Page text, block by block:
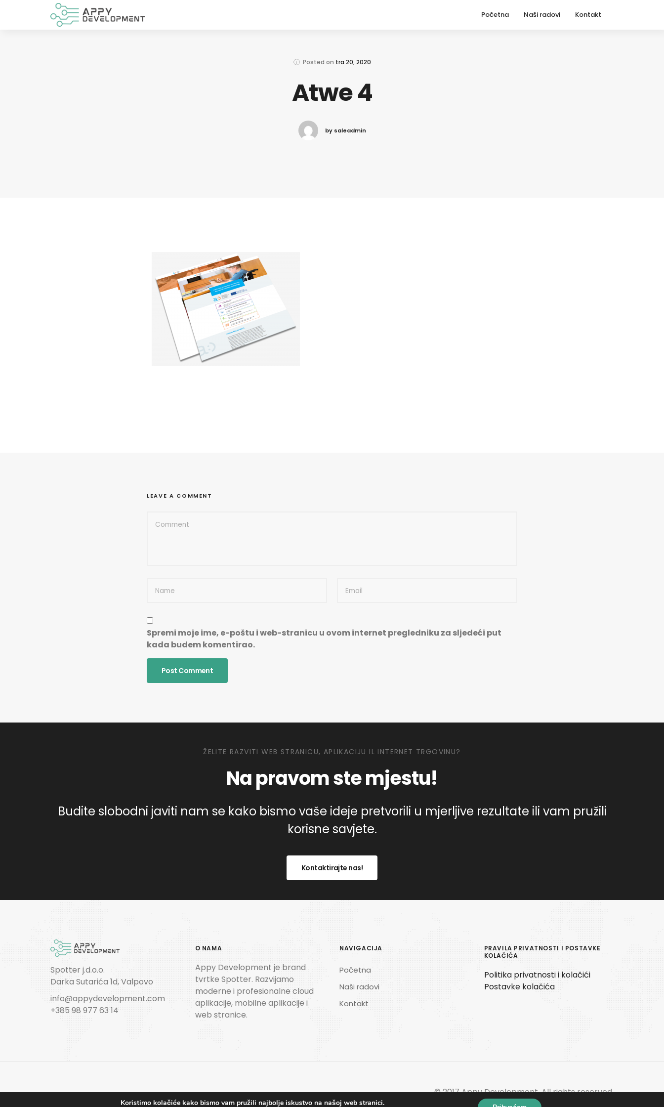
Početna Naši radovi Kontakt
Posted on tra 20, 2020
Atwe 4
by saleadmin
LEAVE A COMMENT
Spremi moje ime, e-poštu i web-stranicu u ovom internet pregledniku za sljedeći put
kada budem komentirao.
ŽELITE RAZVITI WEB STRANICU, APLIKACIJU IL INTERNET TRGOVINU?
Na pravom ste mjestu!
Budite slobodni javiti nam se kako bismo vaše ideje pretvorili u mjerljive rezultate ili vam pružili
korisne savjete.
Kontaktirajte nas!
Spotter j.d.o.o.
Darka Sutarića 1d, Valpovo
info@appydevelopment.com
+385 98 977 63 14
O NAMA
Appy Development je brand
tvrtke Spotter. Razvijamo
moderne i profesionalne cloud
aplikacije, mobilne aplikacije i
web stranice.
NAVIGACIJA
Početna
Naši radovi
Kontakt
PRAVILA PRIVATNOSTI I POSTAVKE
KOLAČIĆA
Politika privatnosti i kolačići
Postavke kolačića
© 2017 Appy Development. All rights reserved.
Koristimo kolačiće kako bismo vam pružili najbolje iskustvo na našoj web stranici.